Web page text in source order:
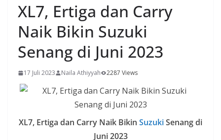
XL7, Ertiga dan Carry
Naik Bikin Suzuki
Senang di Juni 2023
17 Juli 2023 Naila Athiyyah 2287 Views
XL7, Ertiga dan Carry Naik Bikin SuzukiSenang di
Juni 2023